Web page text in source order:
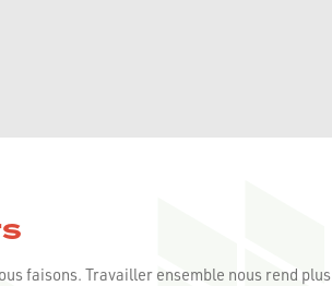
faisons. Travailler ensemble nous rend plus